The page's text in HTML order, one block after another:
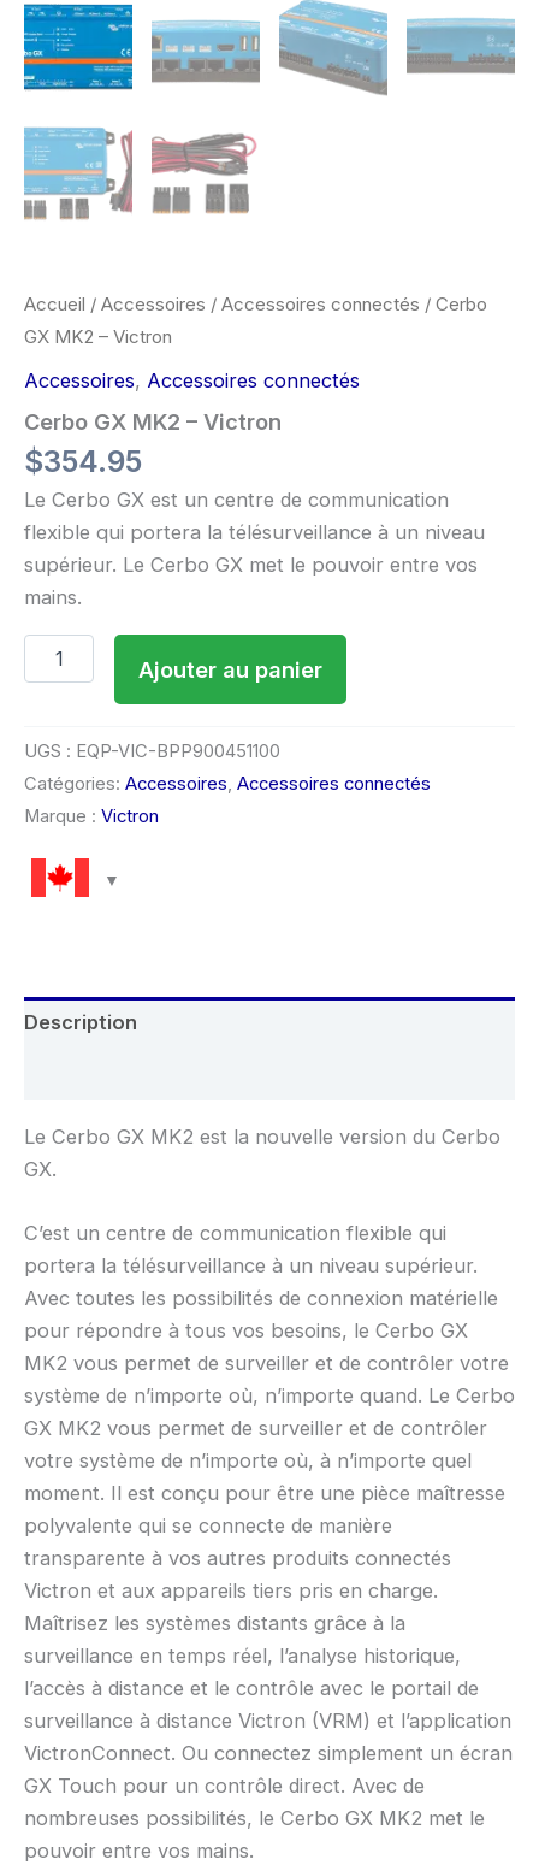
Accueil / Accessoires / Accessoires connectés / Cerbo
GX MK2 – Victron
Accessoires, Accessoires connectés
Cerbo GX MK2 – Victron
$354.95
Le Cerbo GX est un centre de communication
flexible qui portera la télésurveillance à un niveau
supérieur. Le Cerbo GX met le pouvoir entre vos
mains.
Ajouter au panier
UGS : EQP-VIC-BPP900451100
Catégories: Accessoires, Accessoires connectés
Marque : Victron
Description
Le Cerbo GX MK2 est la nouvelle version du Cerbo
GX.
C’est un centre de communication flexible qui
portera la télésurveillance à un niveau supérieur.
Avec toutes les possibilités de connexion matérielle
pour répondre à tous vos besoins, le Cerbo GX
MK2 vous permet de surveiller et de contrôler votre
système de n’importe où, n’importe quand. Le Cerbo
GX MK2 vous permet de surveiller et de contrôler
votre système de n’importe où, à n’importe quel
moment. Il est conçu pour être une pièce maîtresse
polyvalente qui se connecte de manière
transparente à vos autres produits connectés
Victron et aux appareils tiers pris en charge.
Maîtrisez les systèmes distants grâce à la
surveillance en temps réel, l’analyse historique,
l’accès à distance et le contrôle avec le portail de
surveillance à distance Victron (VRM) et l’application
VictronConnect. Ou connectez simplement un écran
GX Touch pour un contrôle direct. Avec de
nombreuses possibilités, le Cerbo GX MK2 met le
pouvoir entre vos mains.